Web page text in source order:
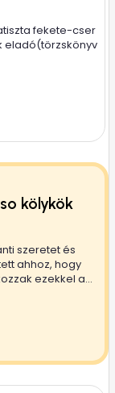
fekete-cser
eladó(törzskönyv
kölykök
szeretet és
ahhoz, hogy
ezekkel a...